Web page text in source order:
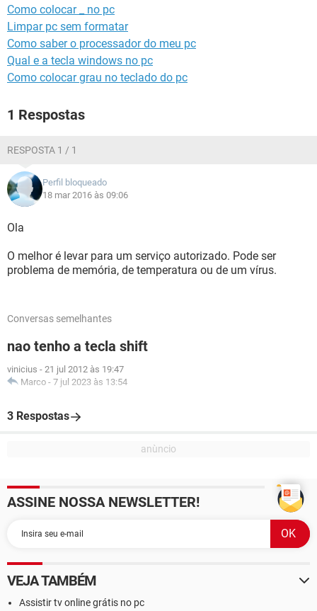
Como colocar _ no pc
Limpar pc sem formatar
Como saber o processador do meu pc
Qual e a tecla windows no pc
Como colocar grau no teclado do pc
1 Respostas
RESPOSTA 1 / 1
Perfil bloqueado
18 mar 2016 às 09:06
Ola
O melhor é levar para um serviço autorizado. Pode ser
problema de memória, de temperatura ou de um vírus.
Conversas semelhantes
nao tenho a tecla shift
vinicius - 21 jul 2012 às 19:47
Marco - 7 jul 2023 às 13:54
3 Respostas
ASSINE NOSSA NEWSLETTER!
VEJA TAMBÉM
Assistir tv online grátis no pc